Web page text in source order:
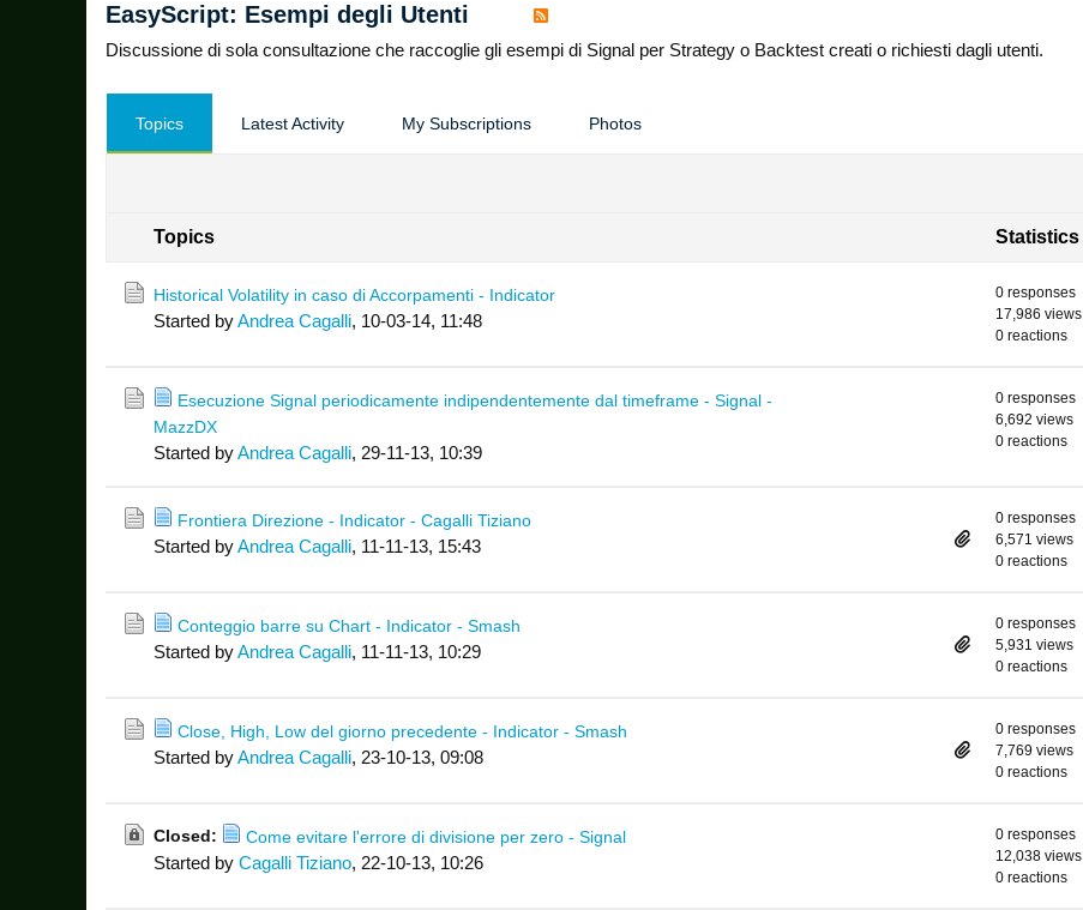
EasyScript: Esempi degli Utenti
Discussione di sola consultazione che raccoglie gli esempi di Signal per Strategy o Backtest creati o richiesti dagli utenti.
Topics Latest Activity My Subscriptions Photos
Topics Statistics
Historical Volatility in caso di Accorpamenti - Indicator
Started byAndrea Cagalli, 10-03-14, 11:48
0 responses
17,986 views
0 reactions
Esecuzione Signal periodicamente indipendentemente dal timeframe - Signal -
MazzDX
Started byAndrea Cagalli, 29-11-13, 10:39
0 responses
6,692 views
0 reactions
Frontiera Direzione - Indicator - Cagalli Tiziano
Started byAndrea Cagalli, 11-11-13, 15:43
0 responses
6,571 views
0 reactions
Conteggio barre su Chart - Indicator - Smash
Started byAndrea Cagalli, 11-11-13, 10:29
0 responses
5,931 views
0 reactions
Close, High, Low del giorno precedente - Indicator - Smash
Started byAndrea Cagalli, 23-10-13, 09:08
0 responses
7,769 views
0 reactions
Closed: Come evitare l'errore di divisione per zero - Signal
Started by Cagalli Tiziano, 22-10-13, 10:26
0 responses
12,038 views
0 reactions